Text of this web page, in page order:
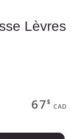
Lèvres
67$
CAD